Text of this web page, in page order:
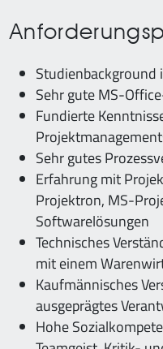
Studienbackground
Sehr gute MS-
Fundierte
Sehr gutes
Erfahrung mit
Projektron, MS-
Softwarelösungen
Technisches
mit einem
Kaufmännisches
ausgeprägtes
Hohe